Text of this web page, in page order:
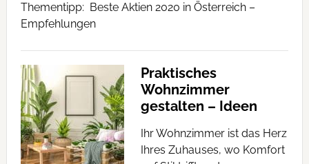
Thementipp: Beste Aktien 2020 in Österreich –
Empfehlungen
Praktisches
Wohnzimmer
gestalten – Ideen
Ihr Wohnzimmer ist das Herz
Ihres Zuhauses, wo Komfort